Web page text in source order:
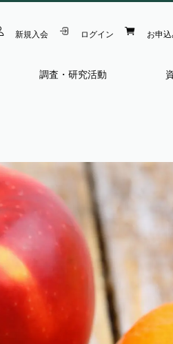
新規入会 ログイン お申
調査・研究活動